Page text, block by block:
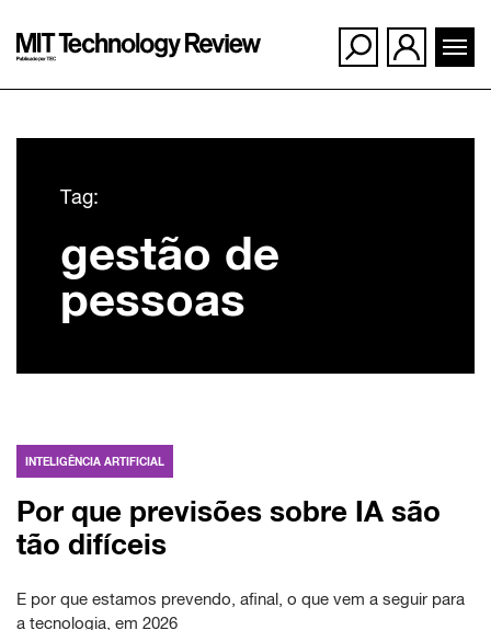
conteúdo
Tag:
gestão de
pessoas
INTELIGÊNCIA ARTIFICIAL
Por que previsões sobre IA são
tão difíceis
E por que estamos prevendo, afinal, o que vem a seguir para
a tecnologia, em 2026